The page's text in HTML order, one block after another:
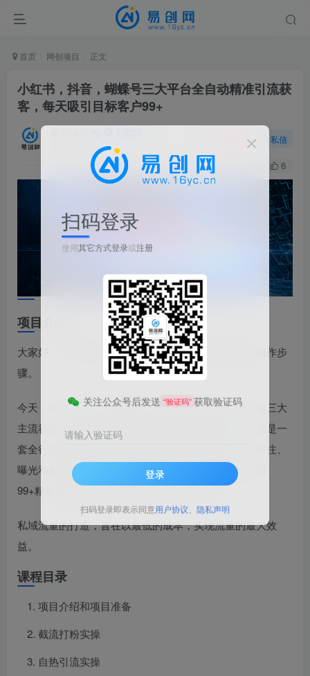
首页 网创项目 正文
小红书，抖音，蝴蝶号三大平台全自动精准引流获
客，每天吸引目标客户99+
私信
6
项目介绍
大家好，今天给大家分享一下引流的底层逻辑和具体操作步
骤。
今天，我将与大家分享如何在小红书、蝴蝶号、抖音这三大
主流社交平台上运用全自动RPA技术进行精准引流。这是一
套全行业适用的方法，能够实现全自动私信、评论、关注、
曝光和截流，有效撬动公域流量，让你的私域每天增加
99+精准目标粉丝，轻松实现日收入四位数。
私域流量的打造，旨在以最低的成本，实现流量的最大效
益。
课程目录
项目介绍和项目准备
截流打粉实操
自热引流实操
扫码登录
使用其它方式登录或注册
关注公众号后发送 “验证码” 获取验证码
请输入验证码
登录
扫码登录即表示同意用户协议、 隐私声明